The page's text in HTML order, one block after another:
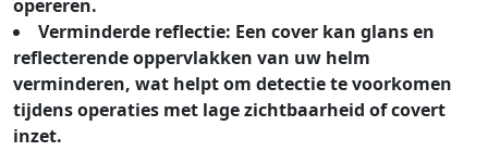
opereren.
Verminderde reflectie: Een cover kan glans en
reflecterende oppervlakken van uw helm
verminderen, wat helpt om detectie te voorkomen
tijdens operaties met lage zichtbaarheid of covert
inzet.